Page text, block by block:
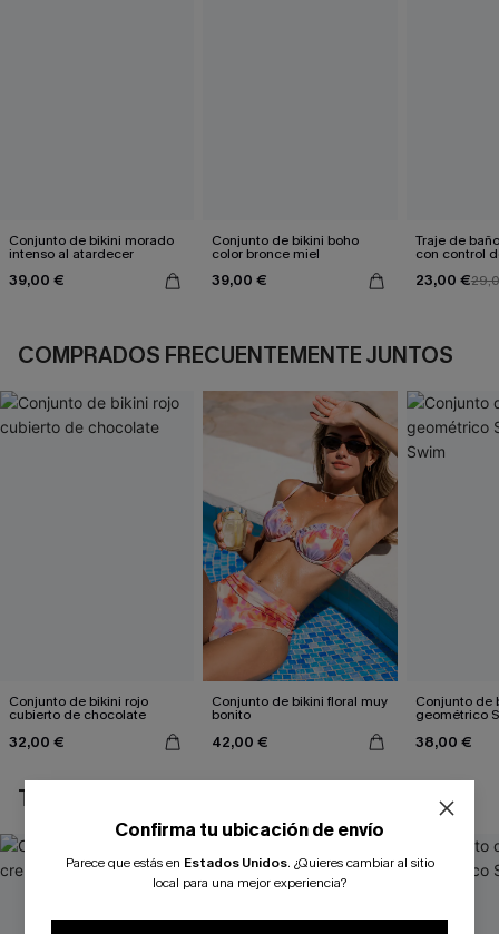
Conjunto de bikini morado
intenso al atardecer
39,00 €
Conjunto de bikini boho
color bronce miel
39,00 €
Traje de
con control
23,00 €
COMPRADOS FRECUENTEMENTE JUNTOS
Conjunto de bikini rojo
cubierto de chocolate
32,00 €
Conjunto de bikini floral muy
bonito
42,00 €
Conjunto de
geométrico
38,00 €
TAMBIÉN TE PUEDE GUSTAR
Confirma tu ubicación de envío
Parece que estás en Estados Unidos. ¿Quieres cambiar al sitio
local para una mejor experiencia?